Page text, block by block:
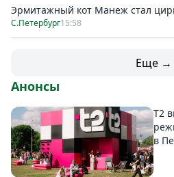
Эрмитажный кот Манеж стал
С.Петербург15:58
Еще →
Анонсы
Т2
в